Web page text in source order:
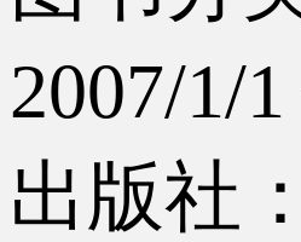
2007/1/1
出版社：